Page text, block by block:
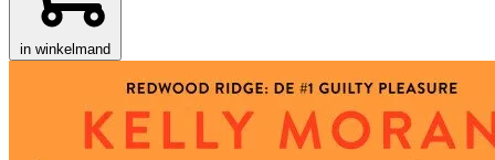
in winkelmand